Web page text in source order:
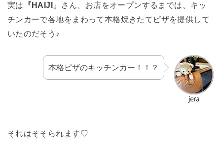
実は 『HAIJI 』さん、お店をオープンするまでは、キッ
チンカーで各地をまわって本格焼きたてピザを提供して
いたのだそう♪
本格ピザのキッチンカー！！？
それはそそられます♡